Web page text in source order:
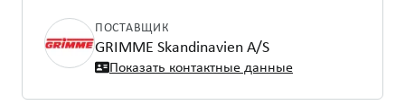
ПОСТАВЩИК
GRIMME Skandinavien A/S
Показать контактные данные